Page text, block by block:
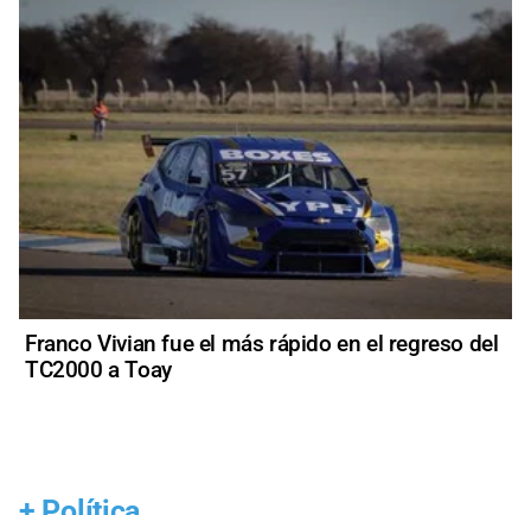
Franco Vivian fue el más rápido en el regreso del
TC2000 a Toay